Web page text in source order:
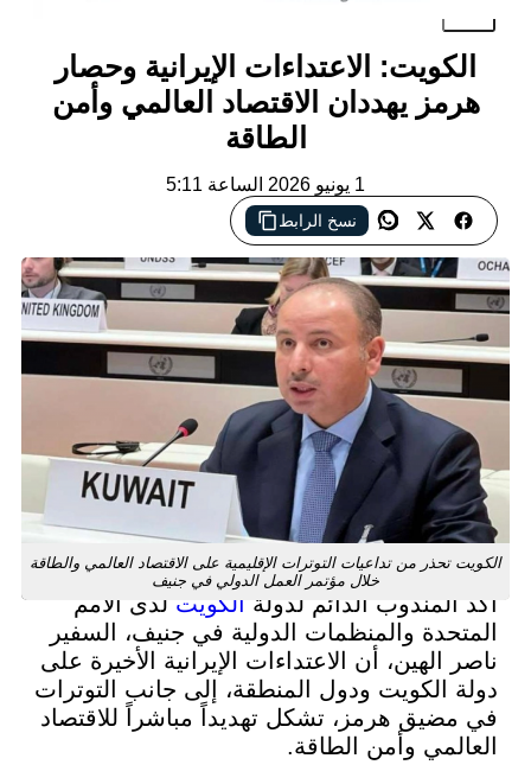
الاعتداءات الإيرانية وحصار
يهددان الاقتصاد العالمي وأمن
نسخ الرابط
من تداعيات التوترات الإقليمية على الاقتصاد العالمي والطاقة
خلال مؤتمر العمل الدولي في جنيف
الدائم لدولةالكويتلدى الأمم
والمنظمات الدولية في جنيف، السفير
أن الاعتداءات الإيرانية الأخيرة على
ودول المنطقة، إلى جانب التوترات
هرمز، تشكل تهديداً مباشراً للاقتصاد
وأمن الطاقة.